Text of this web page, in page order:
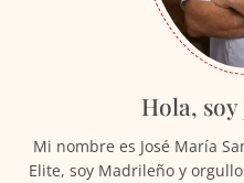
Hola, soy
Mi nombre es José María
Elite, soy Madrileño y